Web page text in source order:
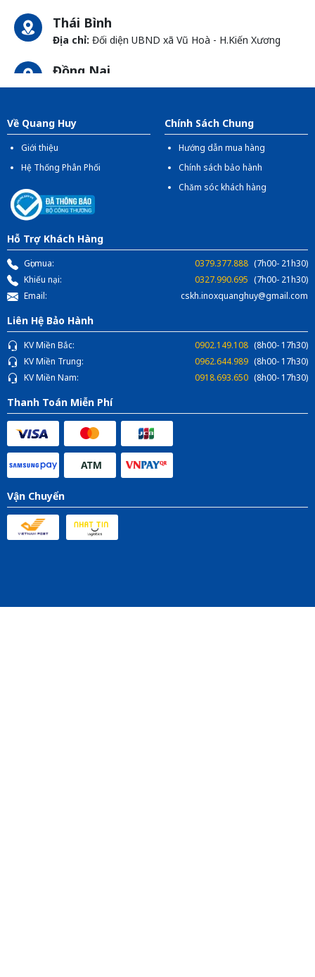
Thái Bình
Địa chỉ: Đối diện UBND xã Vũ Hoà - H.Kiến Xương
Đồng Nai
Địa chỉ:1066- QL 51 Tổ 3 - Ấp Đồng - Phước Tân -
Về Quang Huy
Giới thiệu
Hệ Thống Phân Phối
Chính Sách Chung
Hướng dẫn mua hàng
Chính sách bảo hành
Chăm sóc khách hàng
Hỗ Trợ Khách Hàng
Gọi mua: 0379.377.888 (7h00- 21h30)
Khiếu nại:
0327.990.695 (7h00- 21h30)
Email:
cskh.inoxquanghuy@gmail.com
Liên Hệ Bảo Hành
KV Miền Bắc: 0902.149.108 (8h00- 17h30)
KV Miền Trung:
0962.644.989 (8h00- 17h30)
KV Miền Nam:
0918.693.650 (8h00- 17h30)
Thanh Toán Miễn Phí
Vận Chuyển